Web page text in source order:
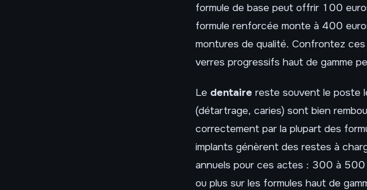
formule de base peut offrir 100
formule renforcée monte à 400
montures de qualité. Confrontez
verres progressifs haut de gamme
Le dentaire reste souvent le poste
(détartrage, caries) sont bien
correctement par la plupart des
implants génèrent des restes à
annuels pour ces actes : 300 à 500
ou plus sur les formules haut de